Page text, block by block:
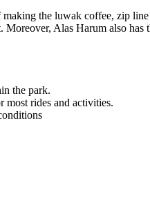
the luwak coffee, zip
Alas Harum also has
the park.
rides and activities.